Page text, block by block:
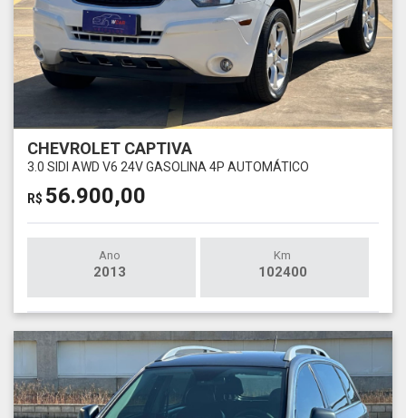
CHEVROLET CAPTIVA
3.0 SIDI AWD V6 24V GASOLINA 4P AUTOMÁTICO
R$ 56.900,00
Ano
2013
Km
102400